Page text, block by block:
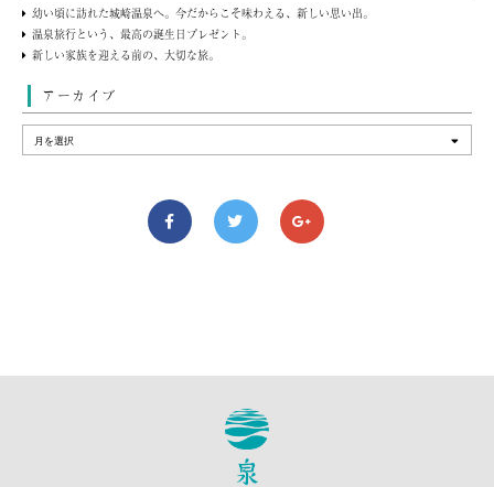
幼い頃に訪れた城崎温泉へ。今だからこそ味わえる、新しい思い出。
温泉旅行という、最高の誕生日プレゼント。
新しい家族を迎える前の、大切な旅。
アーカイブ